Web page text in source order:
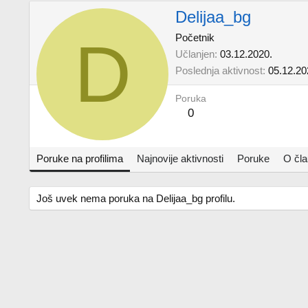
D
Delijaa_bg
Početnik
Učlanjen 03.12.2020.
Poslednja aktivnost
Poruka
0
Poruke na profilima Najnovije aktivnosti Poruke O
Još uvek nema poruka na Delijaa_bg profilu.